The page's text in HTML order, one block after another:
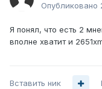
Опубликовано
Я понял, что есть 2
вполне хватит и
Вставить ник